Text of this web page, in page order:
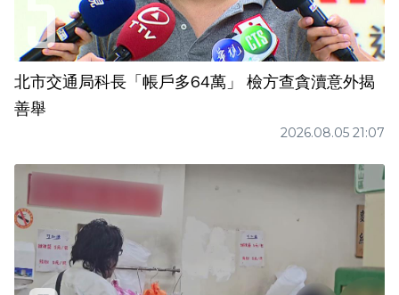
北市交通局科長「帳戶多64萬」 檢方查貪瀆意外揭
善舉
2026.08.05 21:07